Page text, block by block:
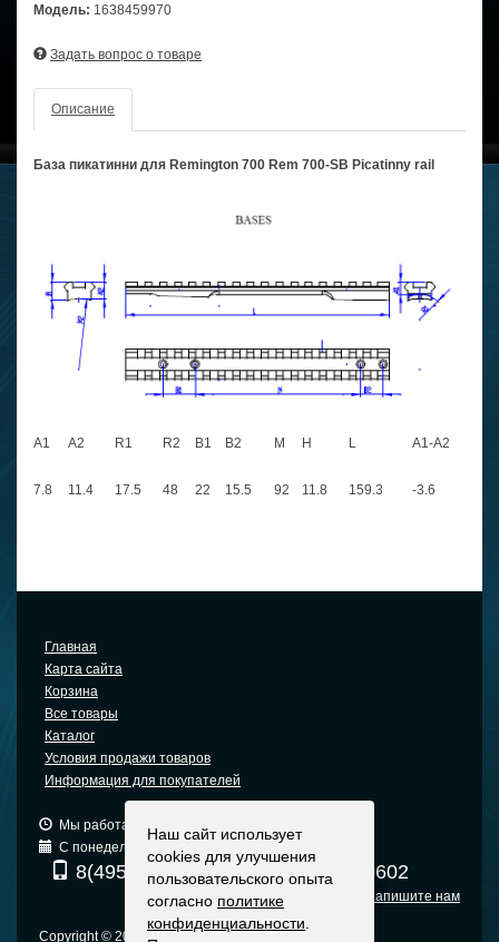
Модель: 1638459970
Задать вопрос о товаре
Описание
База пикатинни для Remington 700 Rem 700-SB Picatinny rail
A1 A2 R1 R2 B1 B2 M H L A1-A2
7.8 11.4 17.5 48 22 15.5 92 11.8 159.3 -3.6
Главная
Карта сайта
Корзина
Все товары
Каталог
Условия продажи товаров
Информация для покупателей
Мы работаем: 9:00 — 19:00 (МСК)
С понедельника по пятницу
8(495) 740-6680 8(903) 540-0602
Напишите нам
Copyright © 2005-2015 Москва +7 495 740-66-80
Наш сайт использует
cookies для улучшения
пользовательского опыта
согласно политике
конфиденциальности